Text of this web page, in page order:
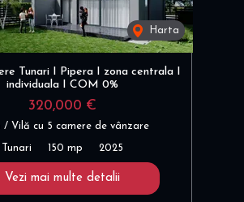
Harta
Tunari I Pipera I zona centrala I
individuala I COM 0%
320,000 €
/ Vilă cu 5 camere de vânzare
Tunari 150 mp 2025
Vezi mai multe detalii